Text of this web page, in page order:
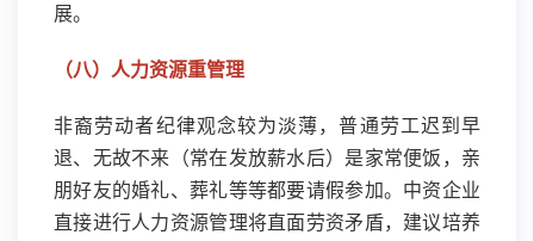
展。
（八）人力资源重管理
非裔劳动者纪律观念较为淡薄，普通劳工迟到早
退、无故不来（常在发放薪水后）是家常便饭，亲
朋好友的婚礼、葬礼等等都要请假参加。中资企业
直接进行人力资源管理将直面劳资矛盾，建议培养